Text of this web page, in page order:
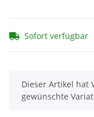
Sofort verfügbar
x
Dieser Artikel hat
gewünschte